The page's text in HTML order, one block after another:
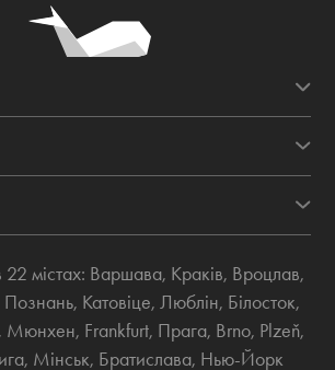
містах: Варшава, Краків, Вроцлав,
Познань, Катовіце, Люблін, Білосток,
Мюнхен, Frankfurt, Прага, Brno, Plzeň,
, Мінськ, Братислава, Нью-Йорк